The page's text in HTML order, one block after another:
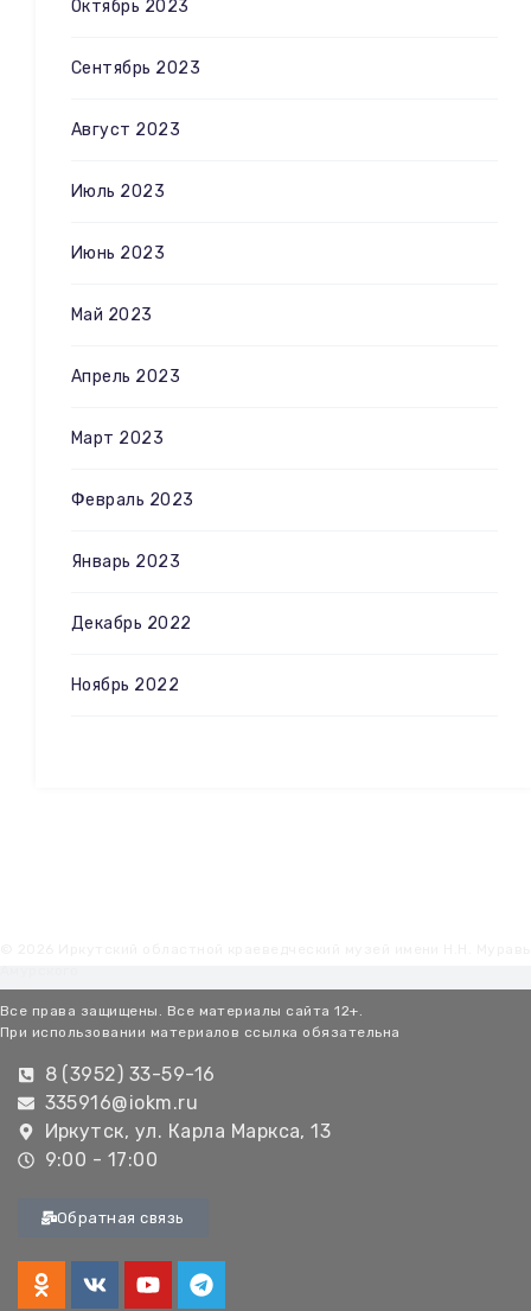
Октябрь 2023
Сентябрь 2023
Август 2023
Июль 2023
Июнь 2023
Май 2023
Апрель 2023
Март 2023
Февраль 2023
Январь 2023
Декабрь 2022
Ноябрь 2022
Все права защищены. Все материалы сайта 12+.
При использовании материалов ссылка обязательна
8 (3952) 33-59-16
335916@iokm.ru
Иркутск, ул. Карла Маркса, 13
9:00 - 17:00
Обратная связь